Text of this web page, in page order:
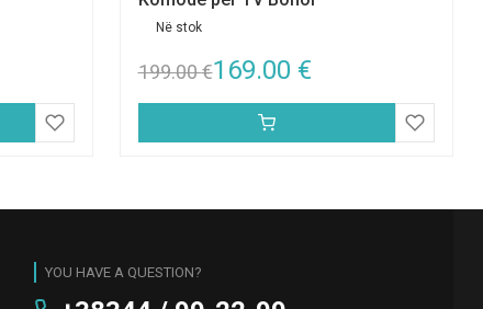
Në stok
199.00€169.00 €
YOU HAVE A QUESTION?